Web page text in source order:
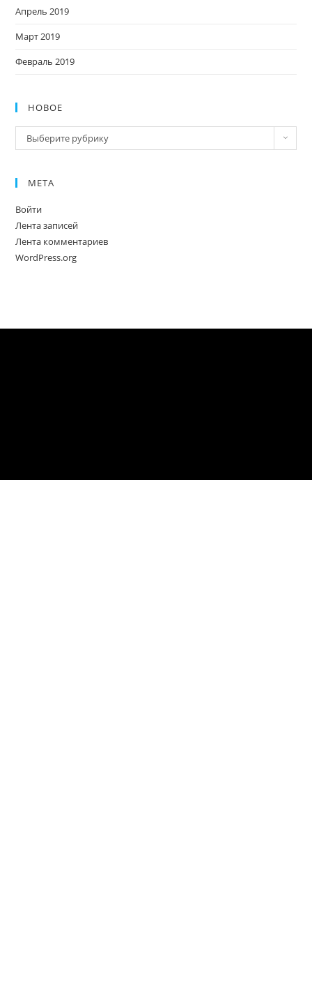
Апрель 2019
Март 2019
Февраль 2019
НОВОЕ
Новое
Выберите рубрику
МЕТА
Войти
Лента записей
Лента комментариев
WordPress.org